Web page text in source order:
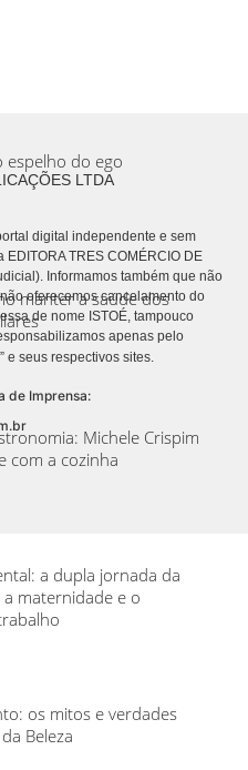
espelho do ego
manter a saúde dos
Michele Crispim
com a cozinha
a dupla jornada da
maternidade e o
os mitos e verdades
Beleza
LTDA
digital independente e sem
TRES COMÉRCIO DE
Informamos também que não
oferecemos cancelamento do
de nome ISTOÉ, tampouco
apenas pelo
” e seus respectivos sites.
de Imprensa: